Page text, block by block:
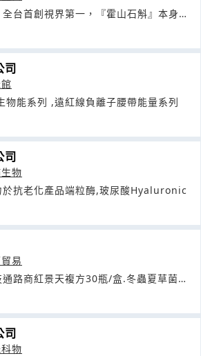
台首創視界第一，『霍山石斛』本身為
司
物能系列 ,遠紅線負離子腰帶能量系列
司
物
於抗老化產品端粒酶,玻尿酸Hyaluronic
易
路商紅景天複方30瓶/盒.冬蟲夏草菌絲
司
物